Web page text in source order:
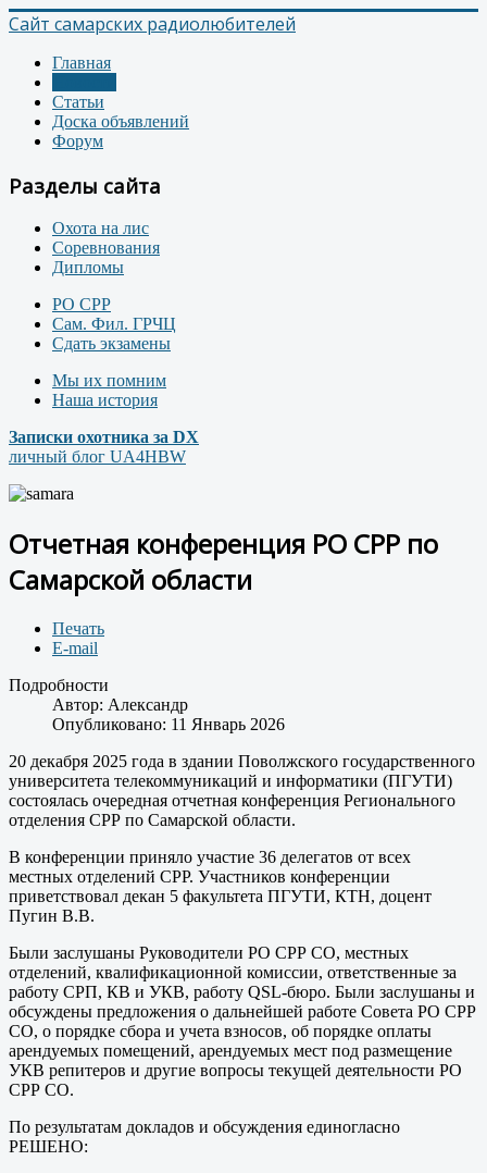
Сайт самарских радиолюбителей
Главная
Статьи
Доска объявлений
Форум
Разделы сайта
Охота на лис
Соревнования
Дипломы
РО СРР
Сам. Фил. ГРЧЦ
Сдать экзамены
Мы их помним
Наша история
Записки охотника за DX
личный блог UA4HBW
Отчетная конференция РО СРР по
Самарской области
Печать
E-mail
Подробности
Автор: Александр
Опубликовано: 11 Январь 2026
20 декабря 2025 года в здании Поволжского государственного
университета телекоммуникаций и информатики (ПГУТИ)
состоялась очередная отчетная конференция Регионального
отделения СРР по Самарской области.
В конференции приняло участие 36 делегатов от всех
местных отделений СРР. Участников конференции
приветствовал декан 5 факультета ПГУТИ, КТН, доцент
Пугин В.В.
Были заслушаны Руководители РО СРР СО, местных
отделений, квалификационной комиссии, ответственные за
работу СРП, КВ и УКВ, работу QSL-бюро. Были заслушаны и
обсуждены предложения о дальнейшей работе Совета РО СРР
СО, о порядке сбора и учета взносов, об порядке оплаты
арендуемых помещений, арендуемых мест под размещение
УКВ репитеров и другие вопросы текущей деятельности РО
СРР СО.
По результатам докладов и обсуждения единогласно
РЕШЕНО: